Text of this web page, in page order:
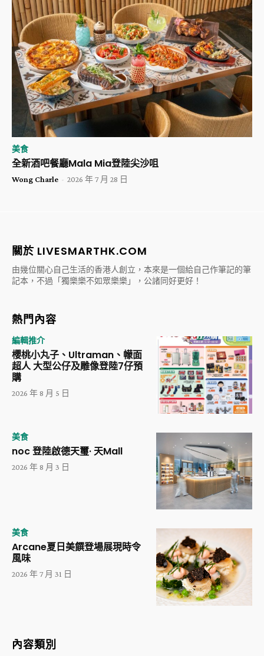
美食
全新酒吧餐廳Mala Mia登陸尖沙咀
Wong Charle - 2026 年 7 月 28 日
關於 LIVESMARTHK.COM
由幾位關心自己生活的香港人創立，本來是一個給自己作筆記的筆
記本，不過「獨樂樂不如眾樂樂」，公諸同好更好！
熱門內容
編輯推介
櫻桃小丸子、Ultraman、幪面
超人 大型公仔及雕像登陸7仔預
購
2026 年 8 月 5 日
美食
noc 登陸啟德天璽· 天Mall
2026 年 8 月 3 日
美食
Arcane夏日美饌登場展現時令
風味
2026 年 7 月 31 日
內容類別